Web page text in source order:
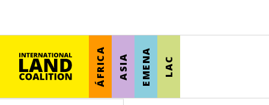
ÁFRICA ASIA EMENA LAC